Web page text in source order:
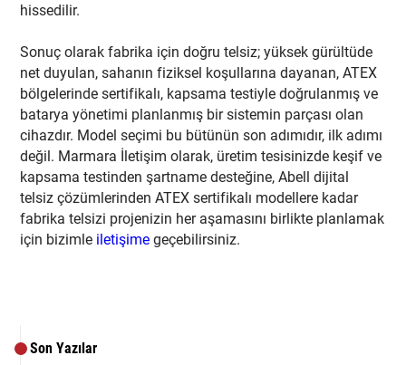
Son Yazılar
hissedilir.
Sonuç olarak fabrika için doğru telsiz; yüksek gürültüde
net duyulan, sahanın fiziksel koşullarına dayanan, ATEX
bölgelerinde sertifikalı, kapsama testiyle doğrulanmış ve
batarya yönetimi planlanmış bir sistemin parçası olan
cihazdır. Model seçimi bu bütünün son adımıdır, ilk adımı
değil. Marmara İletişim olarak, üretim tesisinizde keşif ve
kapsama testinden şartname desteğine, Abell dijital
telsiz çözümlerinden ATEX sertifikalı modellere kadar
fabrika telsizi projenizin her aşamasını birlikte planlamak
için bizimle iletişime geçebilirsiniz.